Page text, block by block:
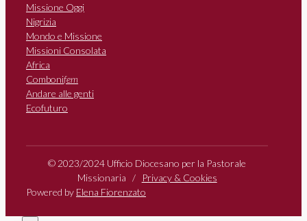
Missione Oggi
Nigrizia
Mondo e Missione
Missioni Consolata
Africa
Combonifem
Andare alle genti
Ecofuturo
© 2023/2024 Ufficio Diocesano per la Pastorale
Missionaria /
Privacy & Cookies
Powered by Elena Fiorenzato